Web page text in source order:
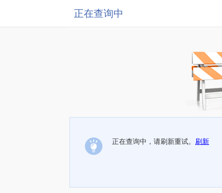
正在查询中
正在查询中，请刷新重试。 刷新